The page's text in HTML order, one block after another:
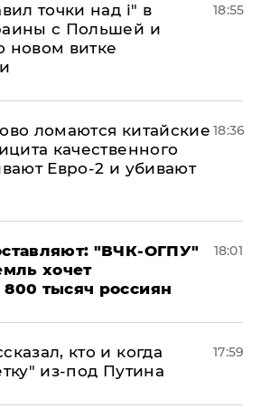
точки над і" в
с Польшей и
новом витке
18:55
ломаются китайские
качественного
Евро-2 и убивают
18:36
"ВЧК-ОГПУ"
хочет
тысяч россиян
18:01
кто и когда
из-под Путина
17:59